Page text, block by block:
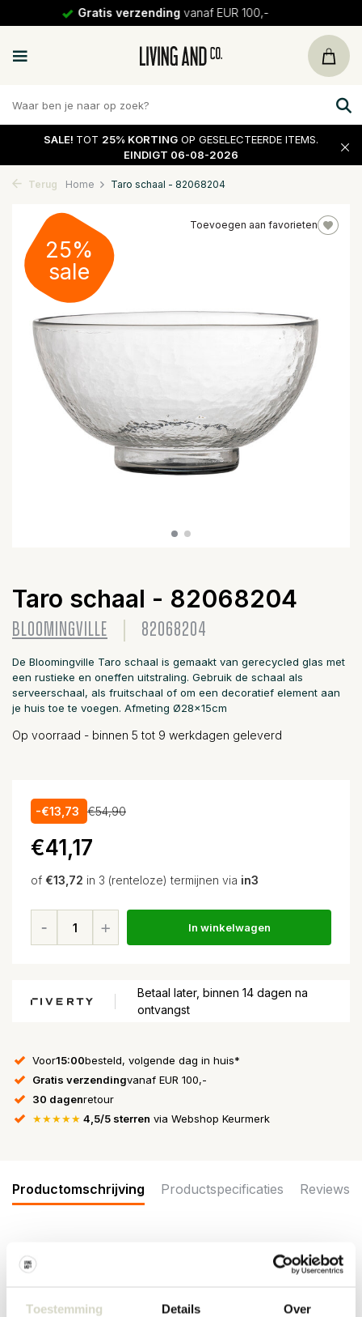
Toestemming Details Over
30 dagenretour
SALE! TOT 25% KORTING OP GESELECTEERDE ITEMS.
EINDIGT 06-08-2026
Terug Home Taro schaal - 82068204
Toevoegen aan favorieten
25%
sale
Taro schaal - 82068204
BLOOMINGVILLE 82068204
De Bloomingville Taro schaal is gemaakt van gerecycled glas met
een rustieke en oneffen uitstraling. Gebruik de schaal als
serveerschaal, als fruitschaal of om een ​​decoratief element aan
je huis toe te voegen. Afmeting Ø28x15cm
Op voorraad - binnen 5 tot 9 werkdagen geleverd
-€13,73 €54,90
€41,17
of €13,72 in 3 (renteloze) termijnen via in3
In winkelwagen
Betaal later, binnen 14 dagen na
ontvangst
Voor15:00besteld, volgende dag in huis*
Gratis verzendingvanaf EUR 100,-
30 dagenretour
★★★★★ 4,5/5 sterren via Webshop Keurmerk
Productomschrijving Productspecificaties Reviews
De Bloomingville Taro schaal is gemaakt van gerecycled glas met
een rustieke en oneffen uitstraling. Gebruik de schaal als
je huis toe te voegen. Afmeting Ø28x15cm